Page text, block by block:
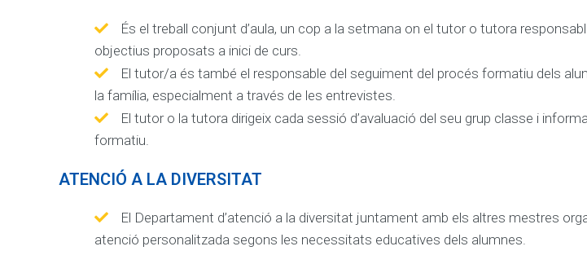
És el treball conjunt d’aula, un cop a la setmana on el tutor o tutora
objectius proposats a inici de curs.
El tutor/a és també el responsable del seguiment del procés formatiu dels
la família, especialment a través de les entrevistes.
El tutor o la tutora dirigeix cada sessió d’avaluació del seu grup classe i
formatiu.
ATENCIÓ A LA DIVERSITAT
El Departament d’atenció a la diversitat juntament amb els altres mestres
atenció personalitzada segons les necessitats educatives dels alumnes.